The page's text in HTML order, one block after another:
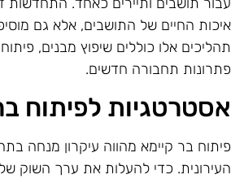
החיים של התושבים, אלא גם
אלו כוללים שיפוץ מבנים, פיתוח
תחבורה חדשים.
לפיתוח
בר קיימא מהווה עיקרון מנחה
כדי להעלות את ערך השוק של